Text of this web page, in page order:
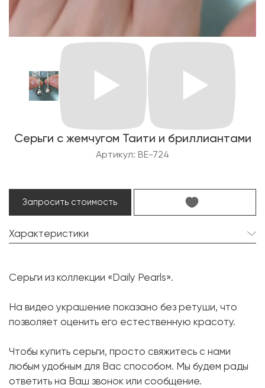
Серьги с жемчугом Таити и бриллиантами
Артикул: BE-724
Запросить стоимость
Характеристики
Форма:
Бриллиант:
38 шт. 0.62 карат.
Форма огранки:
Металл:
Белое золото, 750 проба
Вес грамм:
10.93
Серьги из коллекции «Daily Pearls».
На видео украшение показано без ретуши, что
позволяет оценить его естественную красоту.
Чтобы купить серьги, просто свяжитесь с нами
любым удобным для Вас способом. Мы будем рады
ответить на Ваш звонок или сообщение.